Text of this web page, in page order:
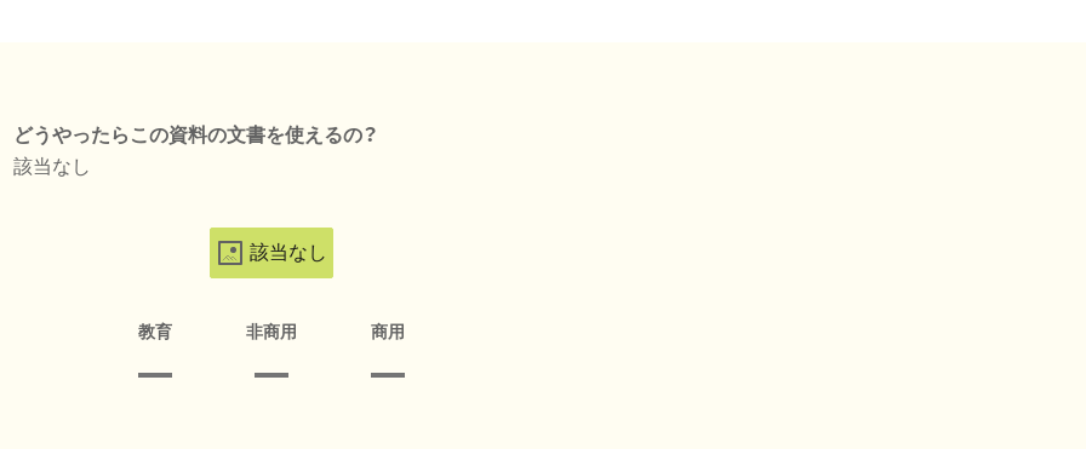
どうやったらこの資料の文書を使えるの？
該当なし
該当なし
教育 非商用 商用